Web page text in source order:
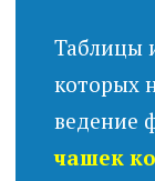
Таблицы
которых
ведение
чашек